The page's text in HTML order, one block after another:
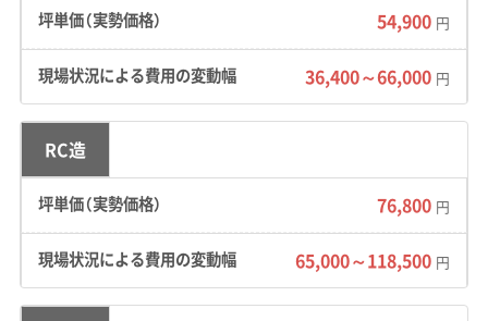
ルで特に多いのが、お隣との「境界」
をめぐる問題です。間口が狭く隣家
との距離がほとんどないため、工事
前の挨拶回りや、万一の際の補修対
してくれる誠実な業者を選ぶこと
54,900 円
36,400～66,000 円
RC造
76,800 円
65,000～118,500 円